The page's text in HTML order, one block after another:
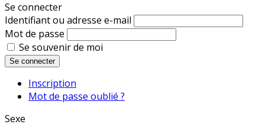
Se connecter
Identifiant ou adresse e-mail
Mot de passe
Se souvenir de moi
Se connecter
Inscription
Mot de passe oublié ?
Sexe